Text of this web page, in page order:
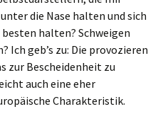
die Nase halten und sich
halten? Schweigen
Ich geb’s zu: Die provozieren
zur Bescheidenheit zu
auch eine eher
Charakteristik.